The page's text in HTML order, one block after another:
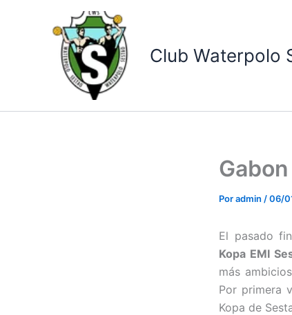
Club Waterpolo
Poradmin /06/
El pasado
Kopa EMI
más
Por primera
Kopa de